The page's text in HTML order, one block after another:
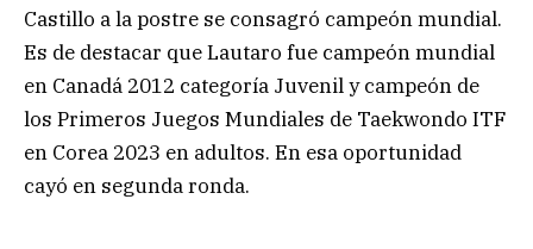
Castillo a la postre se consagró campeón mundial.
Es de destacar que Lautaro fue campeón mundial
en Canadá 2012 categoría Juvenil y campeón de
los Primeros Juegos Mundiales de Taekwondo ITF
en Corea 2023 en adultos. En esa oportunidad
cayó en segunda ronda.